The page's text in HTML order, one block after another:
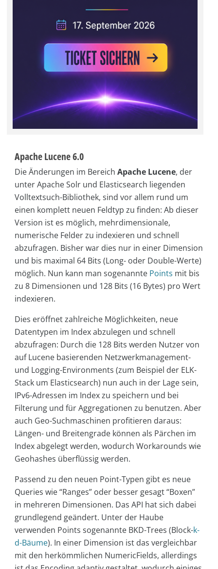
Apache Lucene 6.0
Die Änderungen im Bereich Apache Lucene, der
unter Apache Solr und Elasticsearch liegenden
Volltextsuch-Bibliothek, sind vor allem rund um
einen komplett neuen Feldtyp zu finden: Ab dieser
Version ist es möglich, mehrdimensionale,
numerische Felder zu indexieren und schnell
abzufragen. Bisher war dies nur in einer Dimension
und bis maximal 64 Bits (Long- oder Double-Werte)
möglich. Nun kann man sogenannte Points mit bis
zu 8 Dimensionen und 128 Bits (16 Bytes) pro Wert
indexieren.
Dies eröffnet zahlreiche Möglichkeiten, neue
Datentypen im Index abzulegen und schnell
abzufragen: Durch die 128 Bits werden Nutzer von
auf Lucene basierenden Netzwerkmanagement-
und Logging-Environments (zum Beispiel der ELK-
Stack um Elasticsearch) nun auch in der Lage sein,
IPv6-Adressen im Index zu speichern und bei
Filterung und für Aggregationen zu benutzen. Aber
auch Geo-Suchmaschinen profitieren daraus:
Längen- und Breitengrade können als Pärchen im
Index abgelegt werden, wodurch Workarounds wie
Geohashes überflüssig werden.
Passend zu den neuen Point-Typen gibt es neue
Queries wie “Ranges” oder besser gesagt “Boxen”
in mehreren Dimensionen. Das API hat sich dabei
grundlegend geändert. Unter der Haube
verwenden Points sogenannte BKD-Trees (Block-k-
d-Bäume). In einer Dimension ist das vergleichbar
mit den herkömmlichen NumericFields, allerdings